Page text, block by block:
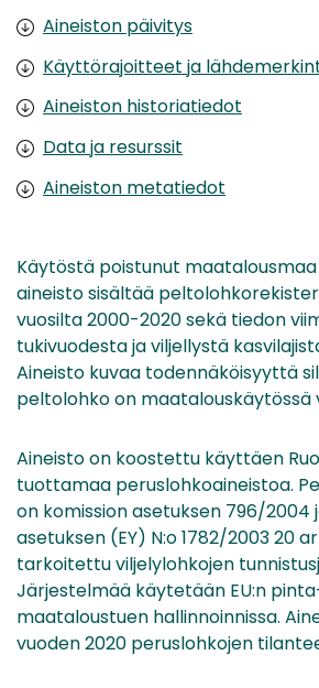
Aineiston päivitys
Käyttörajoitteet ja
Aineiston historiatiedot
Data ja resurssit
Aineiston metatiedot
Käytöstä poistunut
aineisto sisältää
vuosilta 2000-2020 sekä tiedon
tukivuodesta ja viljellystä
Aineisto kuvaa todennäköisyyttä
peltolohko on maatalouskäytössä
Aineisto on koostettu käyttäen
tuottamaa peruslohkoaineistoa.
on komission asetuksen 796/2004
asetuksen (EY) N:o 1782/2003 20
tarkoitettu viljelylohkojen
Järjestelmää käytetään EU:n
maataloustuen hallinnoinnissa.
vuoden 2020 peruslohkojen